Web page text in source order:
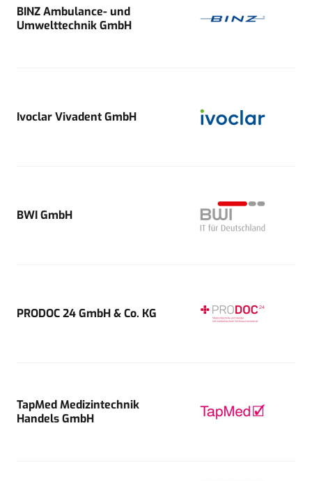
BINZ Ambulance- und
Umwelttechnik GmbH
Ivoclar Vivadent GmbH
BWI GmbH
PRODOC 24 GmbH & Co. KG
TapMed Medizintechnik
Handels GmbH